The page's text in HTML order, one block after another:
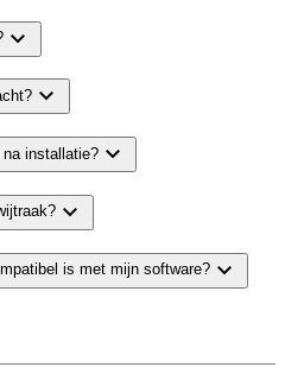
expand_more
expand_more
installatie? expand_more
expand_more
is met mijn software? expand_more